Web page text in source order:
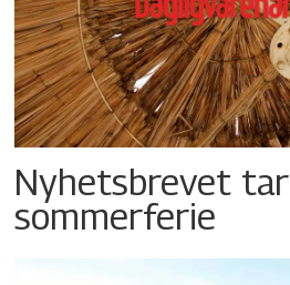
Nyhetsbrevet tar
sommerferie